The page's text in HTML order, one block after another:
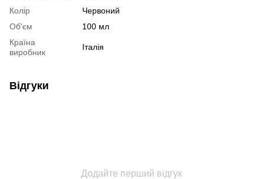
Колір
Червоний
Об'єм
100 мл
Країна
виробник
Італія
Відгуки
Додайте перший відгук